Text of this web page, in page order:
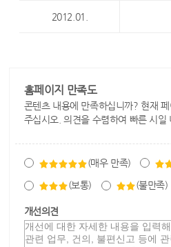
2012.01.
홈페이지 만족도
콘텐츠 내용에 만족하십니까? 현재
주십시오. 의견을 수렴하여 빠른 시일
(매우 만족)
(보통) (불만족)
개선의견